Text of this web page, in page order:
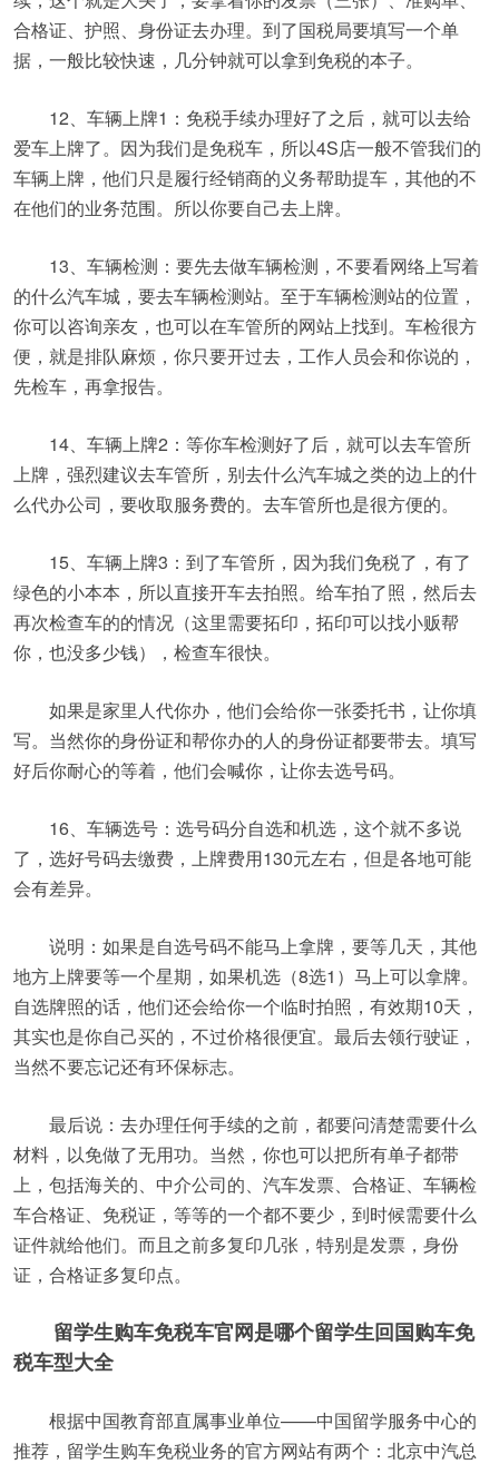
合格证、护照、身份证去办理。到了国税局要填写一个单
据，一般比较快速，几分钟就可以拿到免税的本子。
12、车辆上牌1：免税手续办理好了之后，就可以去给
爱车上牌了。因为我们是免税车，所以4S店一般不管我们的
车辆上牌，他们只是履行经销商的义务帮助提车，其他的不
在他们的业务范围。所以你要自己去上牌。
13、车辆检测：要先去做车辆检测，不要看网络上写着
的什么汽车城，要去车辆检测站。至于车辆检测站的位置，
你可以咨询亲友，也可以在车管所的网站上找到。车检很方
便，就是排队麻烦，你只要开过去，工作人员会和你说的，
先检车，再拿报告。
14、车辆上牌2：等你车检测好了后，就可以去车管所
上牌，强烈建议去车管所，别去什么汽车城之类的边上的什
么代办公司，要收取服务费的。去车管所也是很方便的。
15、车辆上牌3：到了车管所，因为我们免税了，有了
绿色的小本本，所以直接开车去拍照。给车拍了照，然后去
再次检查车的的情况（这里需要拓印，拓印可以找小贩帮
你，也没多少钱），检查车很快。
如果是家里人代你办，他们会给你一张委托书，让你填
写。当然你的身份证和帮你办的人的身份证都要带去。填写
好后你耐心的等着，他们会喊你，让你去选号码。
16、车辆选号：选号码分自选和机选，这个就不多说
了，选好号码去缴费，上牌费用130元左右，但是各地可能
会有差异。
说明：如果是自选号码不能马上拿牌，要等几天，其他
地方上牌要等一个星期，如果机选（8选1）马上可以拿牌。
自选牌照的话，他们还会给你一个临时拍照，有效期10天，
其实也是你自己买的，不过价格很便宜。最后去领行驶证，
当然不要忘记还有环保标志。
最后说：去办理任何手续的之前，都要问清楚需要什么
材料，以免做了无用功。当然，你也可以把所有单子都带
上，包括海关的、中介公司的、汽车发票、合格证、车辆检
车合格证、免税证，等等的一个都不要少，到时候需要什么
证件就给他们。而且之前多复印几张，特别是发票，身份
证，合格证多复印点。
留学生购车免税车官网是哪个留学生回国购车免
税车型大全
根据中国教育部直属事业单位——中国留学服务中心的
推荐，留学生购车免税业务的官方网站有两个：北京中汽总